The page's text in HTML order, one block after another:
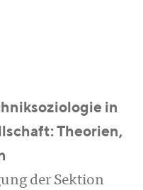
in
Theorien,
der Sektion